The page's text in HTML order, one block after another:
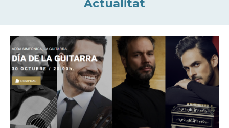
Actualitat